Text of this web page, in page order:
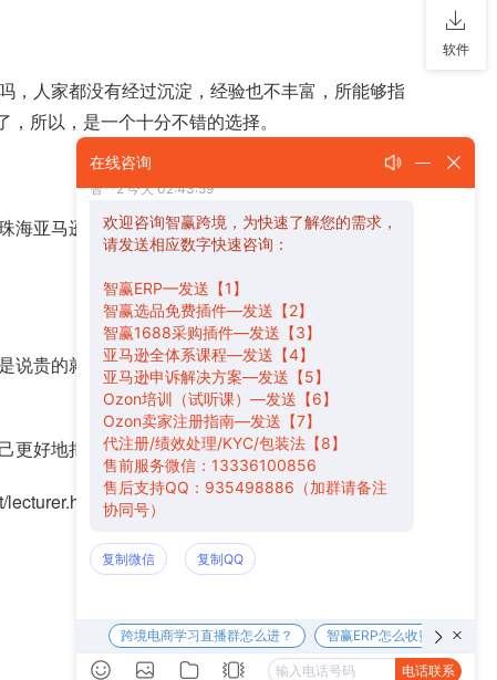
，人家都没有经过沉淀，经验也不丰富，所能够指
所以，是一个十分不错的选择。
亚马逊跨境电商培训机构的实力也就那样了，所
贵的就是好的，适合自己的才是好的，所以，大
好地把亚马逊店铺给运营好，降低开店的风险。
），然后填写潜在卖家登记表，写完之
软件
在线咨询